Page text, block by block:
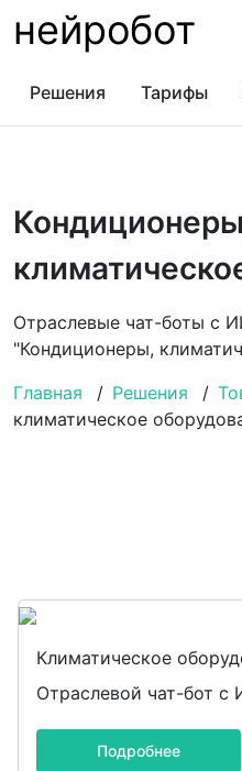
нейробот
Решения Тарифы
Отраслевые чат-боты с
"Кондиционеры,
Главная
/ Решения /
климатическое
Климатическое
Отраслевой чат-бот с
Подробнее